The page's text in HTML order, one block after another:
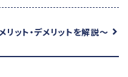
リット・デメリットを解説～